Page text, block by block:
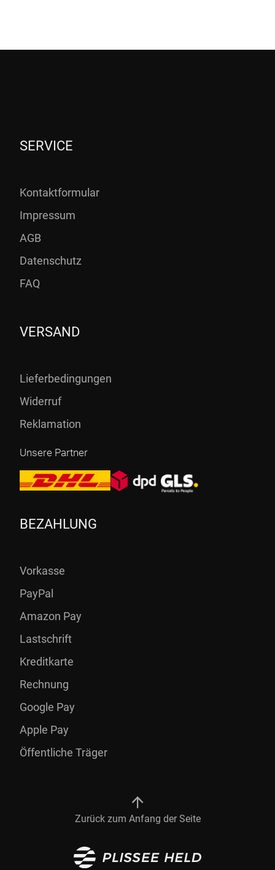
Zurück zum Anfang der Seite
SERVICE
Kontaktformular
Impressum
AGB
Datenschutz
FAQ
VERSAND
Lieferbedingungen
Widerruf
Reklamation
Unsere Partner
BEZAHLUNG
Vorkasse
PayPal
Amazon Pay
Lastschrift
Kreditkarte
Rechnung
Google Pay
Apple Pay
Öffentliche Träger